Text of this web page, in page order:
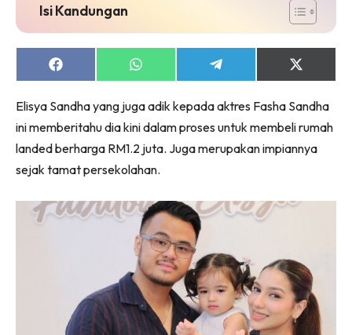
Ruang Makan
Menarik Lagi
Casa Impiana
Impiana Makeover
Makeover Ruang Selebriti
Destinasi
Hotel
Hartanah
High Rise
Landed
Beli Di Mana
Buat Sendiri
Isi Kandungan
Share
on
Share
on
Share
on
Share
on
(Twitter)
Elisya Sandha yang juga adik kepada aktres Fasha Sandha
ini memberitahu dia kini dalam proses untuk membeli rumah
landed berharga RM1.2 juta. Juga merupakan impiannya
sejak tamat persekolahan.